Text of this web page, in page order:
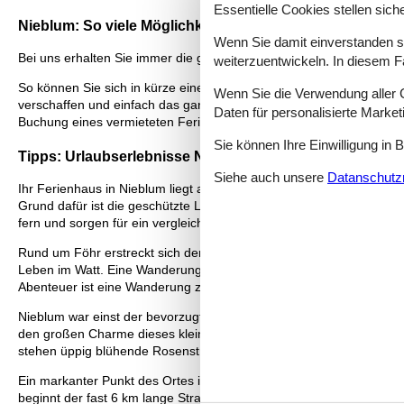
Nieblum: So viele Möglichkeiten
Bei uns erhalten Sie immer die größte Auswahl an Ferienhäuser
So können Sie sich in kürze einen Überblick über Ihre
verschaffen und einfach das ganz richtige Nieblum finden. Lesen
Buchung eines vermieteten Ferienhauses bei uns bekommen.
Tipps: Urlaubserlebnisse Nieblum
Ihr Ferienhaus in Nieblum liegt auf Föhr, einer rund 80 qkm
Grund dafür ist die geschützte Lage, von der die
fern und sorgen für ein vergleichsweise angenehmes Klima.
Rund um Föhr erstreckt sich der Nationalpark Schleswig-
Leben im Watt. Eine Wanderung durch diese faszinierende Welt
Abenteuer ist eine Wanderung zur Nachbarinsel Amrum in
Nieblum war einst der bevorzugte Wohnsitz von Kapitänen und
den großen Charme dieses kleinen Ortes sorgen. Die Straßen
stehen üppig blühende Rosensträucher.
Ein markanter Punkt des Ortes ist der „Friesendom“, eine
beginnt der fast 6 km lange Strand. Bedeckt mit feinem Sand fällt
Essentielle Cookies stellen
Wenn Sie damit einverstanden
weiterzuentwickeln. In diesem
Wenn Sie die Verwendung
Daten für personalisierte
Sie können Ihre Einwilligung in
Siehe auch unsere